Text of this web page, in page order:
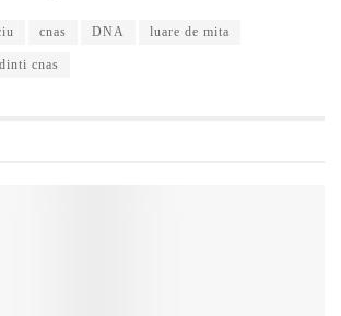
cnas DNA luare de mita
cnas